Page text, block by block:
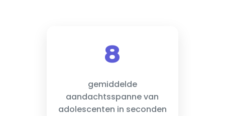
8
gemiddelde
aandachtsspanne van
adolescenten in seconden